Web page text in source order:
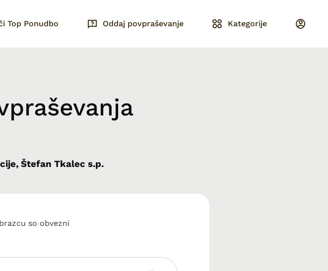
Top Ponudbo Oddaj povpraševanje Kategorije
Štefan Tkalec s.p.
so obvezni